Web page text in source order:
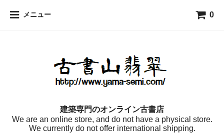
メニュー 0
建築専門のオンライン古書店
We are an online store, and do not have a physical store.
We currently do not offer international shipping.